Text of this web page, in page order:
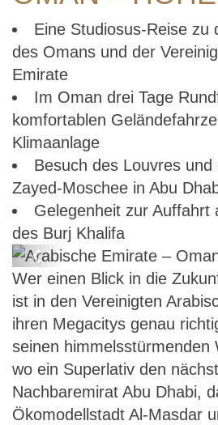
Eine Studiosus-Reise zu
des Omans und der
Emirate
Im Oman drei Tage
komfortablen
Klimaanlage
Besuch des Louvres und
Zayed-Moschee in Abu
Gelegenheit zur Auffahrt
des Burj Khalifa
Arabische Emirate
Previous
Wer einen Blick in die
ist in den Vereinigten
ihren Megacitys genau
seinen himmelsstürmenden
wo ein Superlativ den
Nachbaremirat Abu Dhabi,
Ökomodellstadt Al-Masdar